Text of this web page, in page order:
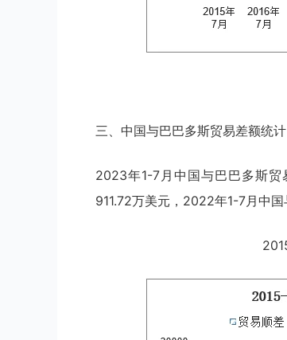
三、中国与巴巴多斯贸易差额统计
2023年1-7月中国与巴巴多斯
911.72万美元，2022年1-7月中